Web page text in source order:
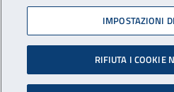
Prevenzione
domestici, un
IMPOSTAZIONI
RIFIUTA I COOKIE